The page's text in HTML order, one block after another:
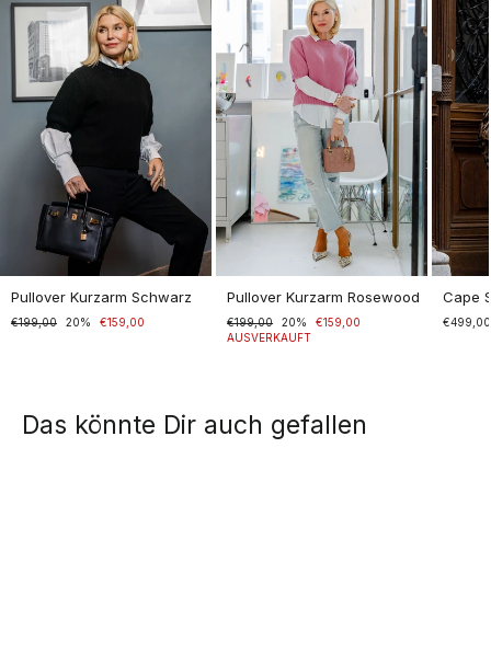
Pullover Kurzarm Schwarz
Normaler
€199,00
Sonderpreis20% €159,00
Pullover Kurzarm Rosewood
Normaler
Preis
€199,00
Sonderpreis20%
€159,00
AUSVERKAUFT
Cape
€499,00
Das könnte Dir auch gefallen